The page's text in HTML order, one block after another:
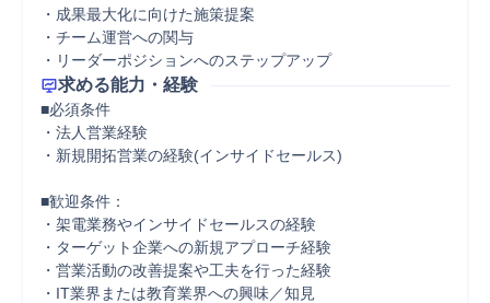
・成果最大化に向けた施策提案
・チーム運営への関与
求める能力・経験
■必須条件
・法人営業経験
・新規開拓営業の経験(インサイドセールス)
■歓迎条件：
・架電業務やインサイドセールスの経験
・ターゲット企業への新規アプローチ経験
・営業活動の改善提案や工夫を行った経験
・IT業界または教育業界への興味／知見